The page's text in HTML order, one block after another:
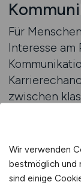
Für
Interesse am
zwischen
gestaltet
sorgt dafür,
eingesetzt
motivieren
Wir verwenden
bestmöglich und
sind einige